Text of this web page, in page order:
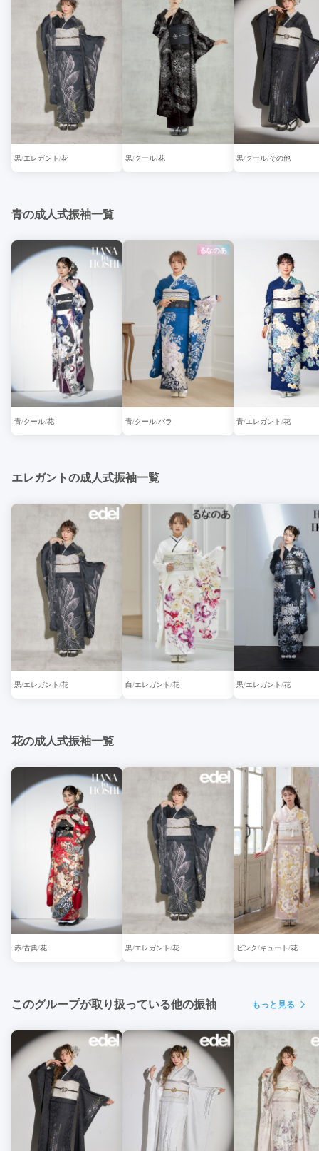
黒 エレガント 花 黒 クール 花 黒 クール その他
青の成人式振袖一覧
青 クール 花 青 クール バラ 青 エレガント 花
エレガントの成人式振袖一覧
黒 エレガント 花 白 エレガント 花 黒 エレガント 花
花の成人式振袖一覧
赤 古典 花 黒 エレガント 花 ピンク キュート 花
このグループが取り扱っている他の振袖 もっと見る